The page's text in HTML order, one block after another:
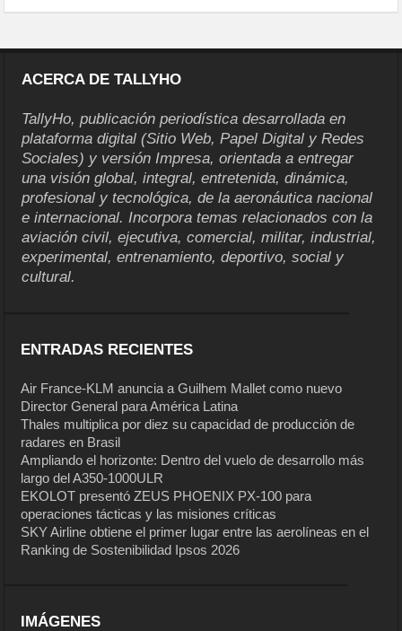
ACERCA DE TALLYHO
TallyHo, publicación periodística desarrollada en
plataforma digital (Sitio Web, Papel Digital y Redes
Sociales) y versión Impresa, orientada a entregar
una visión global, integral, entretenida, dinámica,
profesional y tecnológica, de la aeronáutica nacional
e internacional. Incorpora temas relacionados con la
aviación civil, ejecutiva, comercial, militar, industrial,
experimental, entrenamiento, deportivo, social y
cultural.
ENTRADAS RECIENTES
Air France-KLM anuncia a Guilhem Mallet como nuevo
Director General para América Latina
Thales multiplica por diez su capacidad de producción de
radares en Brasil
Ampliando el horizonte: Dentro del vuelo de desarrollo más
largo del A350-1000ULR
EKOLOT presentó ZEUS PHOENIX PX-100 para
operaciones tácticas y las misiones críticas
SKY Airline obtiene el primer lugar entre las aerolíneas en el
Ranking de Sostenibilidad Ipsos 2026
IMÁGENES